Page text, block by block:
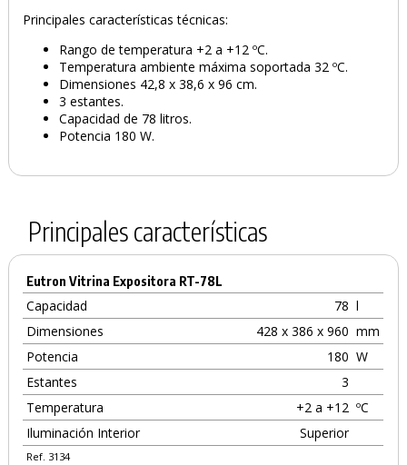
Principales características técnicas:
Rango de temperatura +2 a +12 ºC.
Temperatura ambiente máxima soportada 32 ºC.
Dimensiones 42,8 x 38,6 x 96 cm.
3 estantes.
Capacidad de 78 litros.
Potencia 180 W.
Principales características
Eutron Vitrina Expositora RT-78L
Capacidad 78 l
Dimensiones
428 x 386 x 960 mm
Potencia
180 W
Estantes
3
Temperatura
+2 a +12 ºC
Iluminación Interior
Superior
Ref. 3134